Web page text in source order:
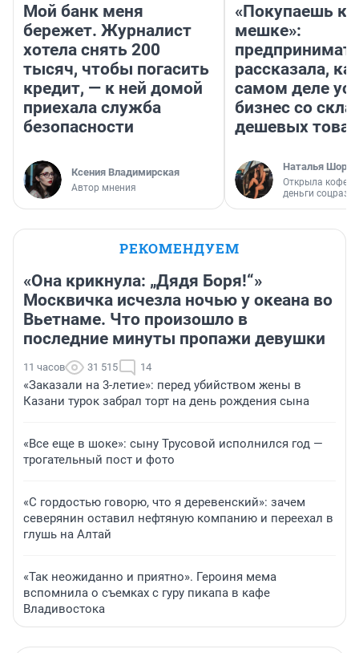
Мой банк меня
бережет. Журналист
хотела снять 200
тысяч, чтобы погасить
кредит, — к ней домой
приехала служба
безопасности
Ксения Владимирская
Автор мнения
«Покупаешь
мешке»:
рассказала,
самом деле
бизнес со
дешевых
Наталья
Открыла
деньги
РЕКОМЕНДУЕМ
«Она крикнула: „Дядя Боря!“»
Москвичка исчезла ночью у океана во
Вьетнаме. Что произошло в
последние минуты пропажи девушки
11 часов 31 515 14
«Заказали на 3-летие»: перед убийством жены в
Казани турок забрал торт на день рождения сына
«Все еще в шоке»: сыну Трусовой исполнился год —
трогательный пост и фото
«С гордостью говорю, что я деревенский»: зачем
северянин оставил нефтяную компанию и переехал в
глушь на Алтай
«Так неожиданно и приятно». Героиня мема
вспомнила о съемках с гуру пикапа в кафе
Владивостока